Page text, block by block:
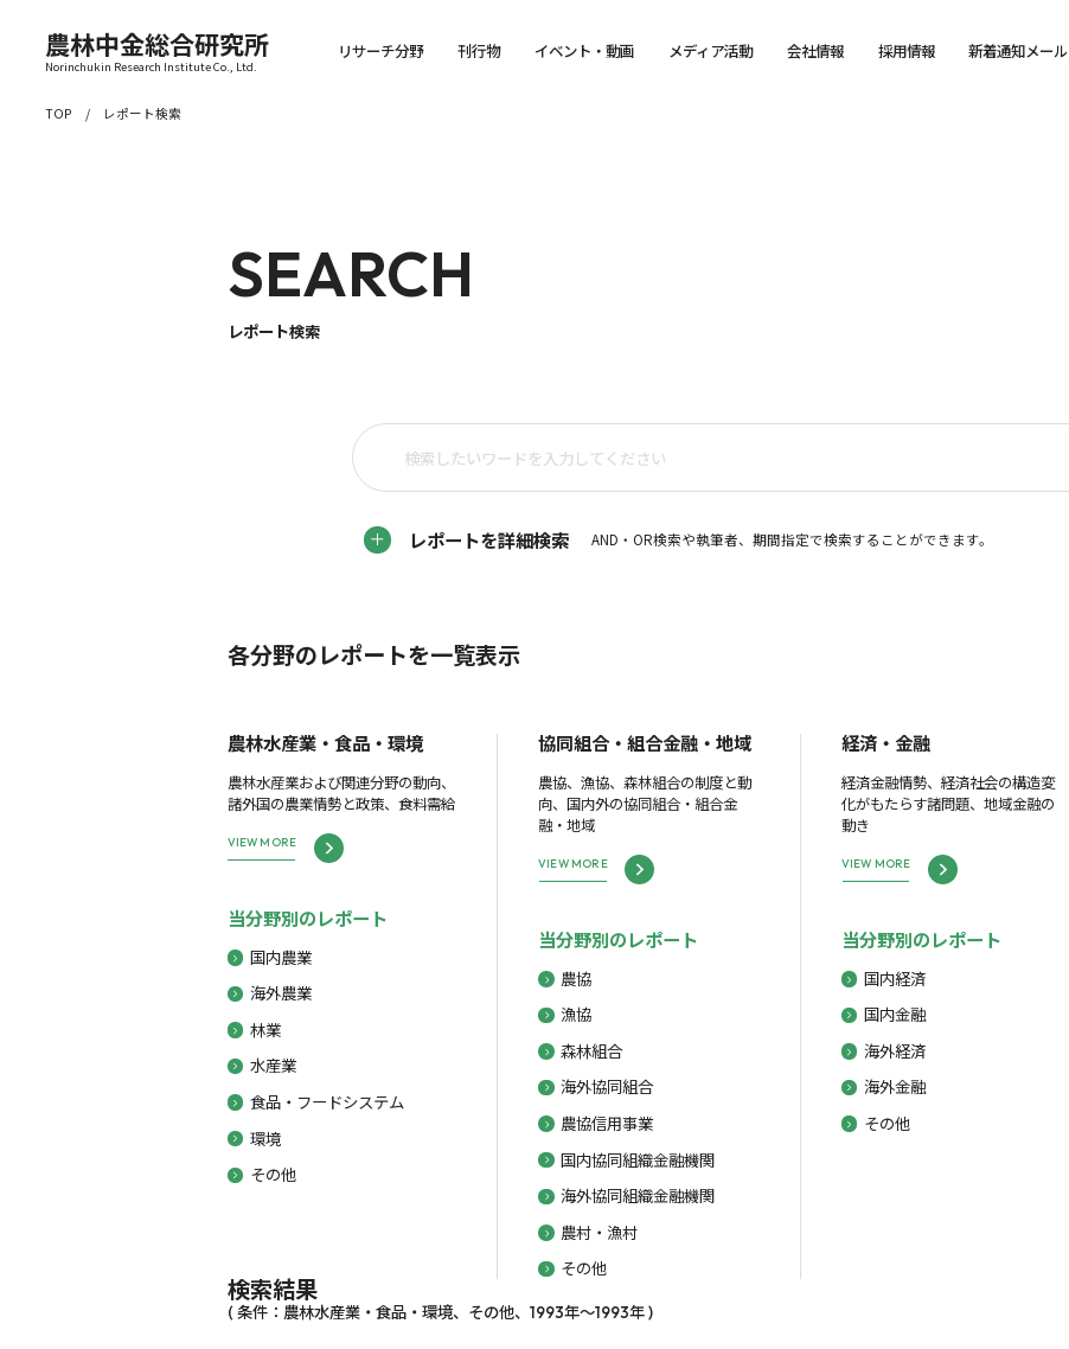
農林中金総合研究所
Norinchukin Research Institute Co., Ltd.
リサーチ分野 刊行物 イベント・動画 メディア活動 会社情報 採用情報 新着通知メール
TOP レポート検索
SEARCH
レポート検索
レポートを詳細検索 AND・OR検索や執筆者、期間指定で検索することができます。
各分野のレポートを一覧表示
農林水産業・食品・環境
農林水産業および関連分野の動向、
諸外国の農業情勢と政策、食料需給
VIEW MORE
当分野別のレポート
国内農業
海外農業
林業
水産業
食品・フードシステム
環境
その他
協同組合・組合金融・地域
農協、漁協、森林組合の制度と動
向、国内外の協同組合・組合金
融・地域
VIEW MORE
当分野別のレポート
農協
漁協
森林組合
海外協同組合
農協信用事業
国内協同組織金融機関
海外協同組織金融機関
農村・漁村
その他
経済・金融
経済金融情勢、経済社会の構造変
化がもたらす諸問題、地域金融の
動き
VIEW MORE
当分野別のレポート
国内経済
国内金融
海外経済
海外金融
その他
検索結果
( 条件：農林水産業・食品・環境、その他、1993年～1993年 )